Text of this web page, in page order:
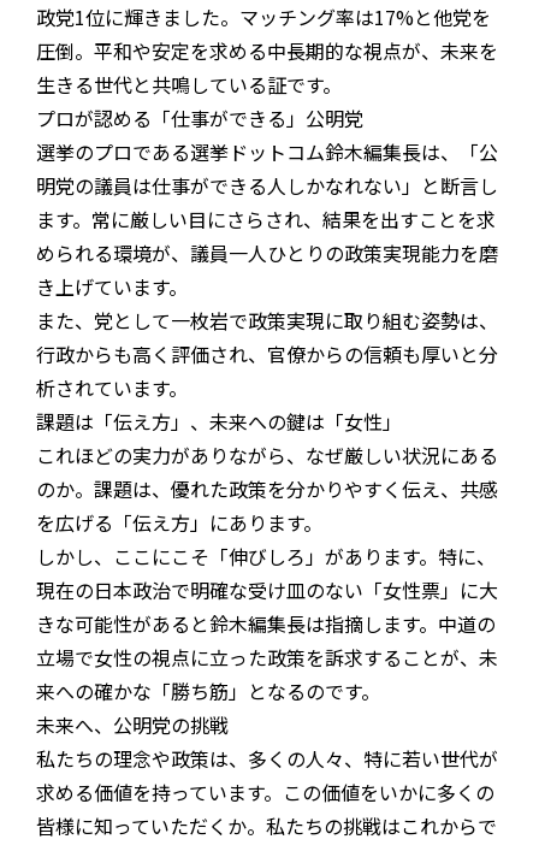
政党1位に輝きました。マッチング率は17%と他党を
圧倒。平和や安定を求める中長期的な視点が、未来を
生きる世代と共鳴している証です。
プロが認める「仕事ができる」公明党
選挙のプロである選挙ドットコム鈴木編集長は、「公
明党の議員は仕事ができる人しかなれない」と断言し
ます。常に厳しい目にさらされ、結果を出すことを求
められる環境が、議員一人ひとりの政策実現能力を磨
き上げています。
また、党として一枚岩で政策実現に取り組む姿勢は、
行政からも高く評価され、官僚からの信頼も厚いと分
析されています。
課題は「伝え方」、未来への鍵は「女性」
これほどの実力がありながら、なぜ厳しい状況にある
のか。課題は、優れた政策を分かりやすく伝え、共感
を広げる「伝え方」にあります。
しかし、ここにこそ「伸びしろ」があります。特に、
現在の日本政治で明確な受け皿のない「女性票」に大
きな可能性があると鈴木編集長は指摘します。中道の
立場で女性の視点に立った政策を訴求することが、未
来への確かな「勝ち筋」となるのです。
未来へ、公明党の挑戦
私たちの理念や政策は、多くの人々、特に若い世代が
求める価値を持っています。この価値をいかに多くの
皆様に知っていただくか。私たちの挑戦はこれからで